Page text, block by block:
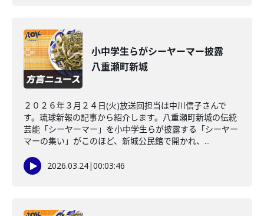
小中学生らがシーヤーマー披露
八重瀬町新城
２０２６年３月２４日(火)放送回担当は中川信子さんで
す。琉球新報の記事から紹介します。八重瀬町新城の伝統
芸能「シーヤーマー」を小中学生らが披露する「シーヤー
マーの集い」がこのほど、新城公民館で開かれ、...
2026.03.24|00:03:46